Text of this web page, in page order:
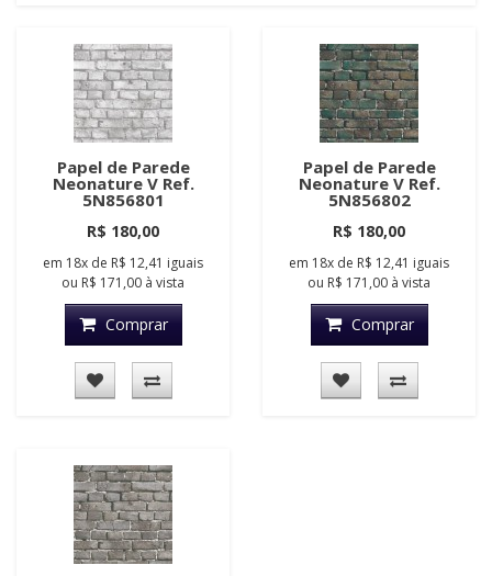
Papel de Parede
Neonature V Ref.
5N856801
R$ 180,00
em 18x de R$ 12,41 iguais
ou R$ 171,00 à vista
Comprar
Papel de Parede
Neonature V Ref.
5N856802
R$ 180,00
em 18x de R$ 12,41 iguais
ou R$ 171,00 à vista
Comprar